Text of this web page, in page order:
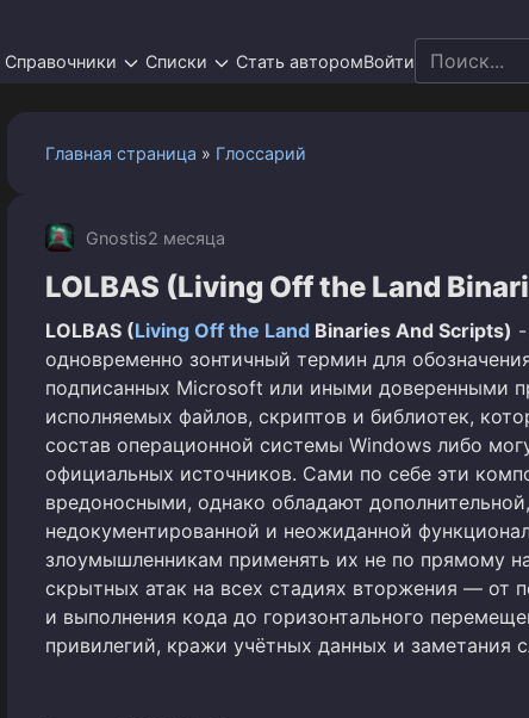
Справочники Списки Стать авторомВойти Search
for:
Главная страница » Глоссарий
Gnostis2 месяца
LOLBAS (Living Off the Land
LOLBAS (Living Off the Land Binaries And Scripts)
одновременно зонтичный термин для
подписанных Microsoft или иными доверенными
исполняемых файлов, скриптов и библиотек,
состав операционной системы Windows либо
официальных источников. Сами по себе эти
вредоносными, однако обладают
недокументированной и неожиданной
злоумышленникам применять их не по прямому
скрытных атак на всех стадиях вторжения — от
и выполнения кода до горизонтального
привилегий, кражи учётных данных и заметания